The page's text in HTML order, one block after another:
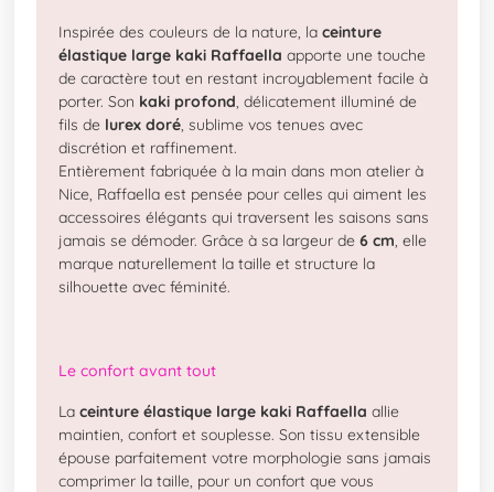
Inspirée des couleurs de la nature, laceinture
élastique large kaki Raffaella apporte une touche
de caractère tout en restant incroyablement facile à
porter. Son kaki profond, délicatement illuminé de
fils de lurex doré, sublime vos tenues avec
discrétion et raffinement.
Entièrement fabriquée à la main dans mon atelier à
Nice, Raffaella est pensée pour celles qui aiment les
accessoires élégants qui traversent les saisons sans
jamais se démoder. Grâce à sa largeur de6 cm, elle
marque naturellement la taille et structure la
silhouette avec féminité.
Le confort avant tout
Laceinture élastique large kaki Raffaella allie
maintien, confort et souplesse. Son tissu extensible
épouse parfaitement votre morphologie sans jamais
comprimer la taille, pour un confort que vous